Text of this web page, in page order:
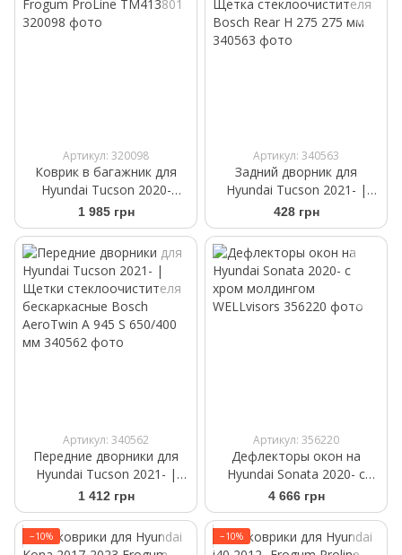
Артикул: 320098
Коврик в багажник для
Hyundai Tucson 2020-
Frogum ProLine TM413801
1 985 грн
Артикул: 340563
Задний дворник для
Hyundai Tucson 2021- |
Щетка стеклоочистителя
Bosch Rear H 275 275 мм
428 грн
Артикул: 340562
Передние дворники для
Hyundai Tucson 2021- |
Щетки стеклоочистителя
бескаркасные Bosch
AeroTwin A 945 S 650/400
мм
1 412 грн
Артикул: 356220
Дефлекторы окон на
Hyundai Sonata 2020- с
хром молдингом
WELLvisors
4 666 грн
−10% −10%